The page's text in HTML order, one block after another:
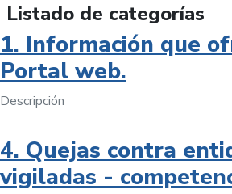
Listado de categorías
1. Información que
Portal web.
Descripción
4. Quejas contra
vigiladas -